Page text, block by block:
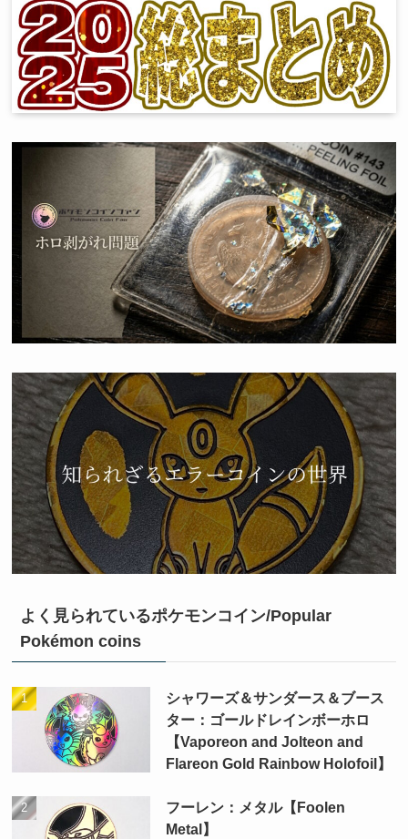
よく見られているポケモンコイン/Popular
Pokémon coins
シャワーズ＆サンダース＆ブース
ター：ゴールドレインボーホロ
【Vaporeon and Jolteon and
Flareon Gold Rainbow Holofoil】
フーレン：メタル【Foolen
Metal】